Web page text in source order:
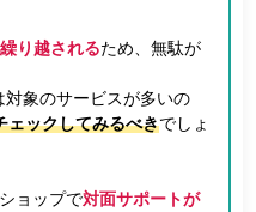
り越されるため、無駄が
対象のサービスが多いの
ェックしてみるべきでしょ
ョップで対面サポートが